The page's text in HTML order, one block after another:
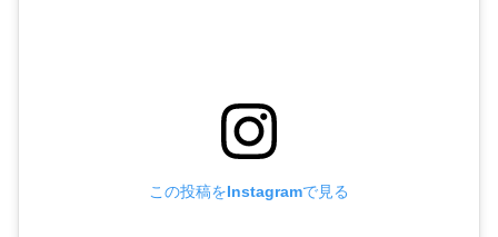
この投稿をInstagramで見る